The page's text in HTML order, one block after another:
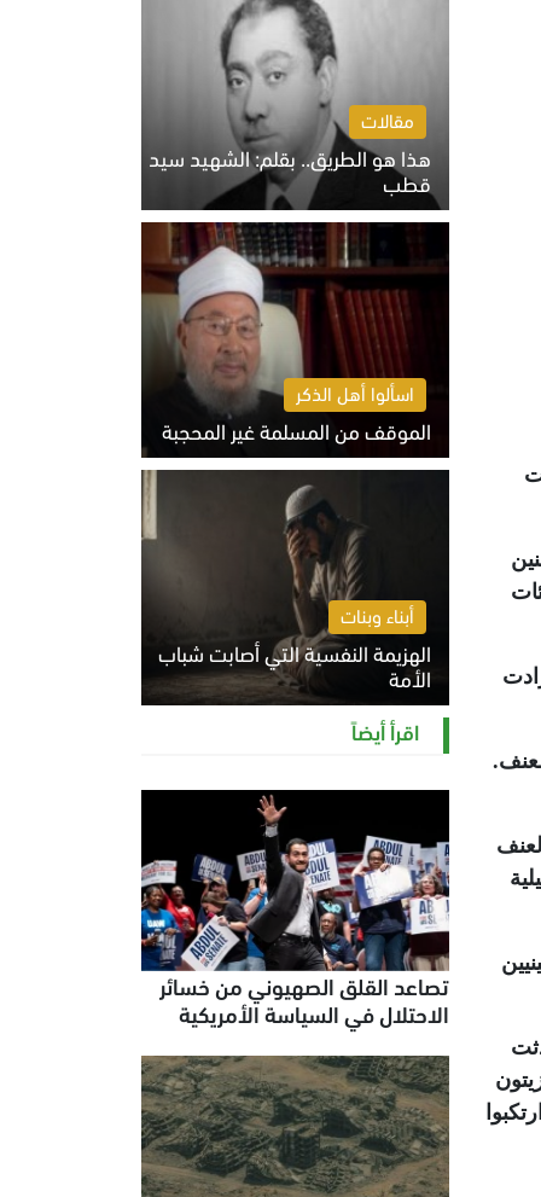
والأراضي الزراعية الفلسطينية تصاعدت منذ 2023 وزادت
العنف
زيتون
مقالات
هذا هو الطريق.. بقلم: الشهيد سيد
قطب
الخميس 6 أغسطس 2026 10:52 ص
اسألوا أهل الذكر
الموقف من المسلمة غير المحجبة
الخميس 6 أغسطس 2026 10:45 ص
أبناء وبنات
الهزيمة النفسية التي أصابت شباب
الأمة
الخميس 6 أغسطس 2026 11:12 ص
اقرأ أيضاً
تصاعد القلق الصهيوني من خسائر
الاحتلال في السياسة الأمريكية